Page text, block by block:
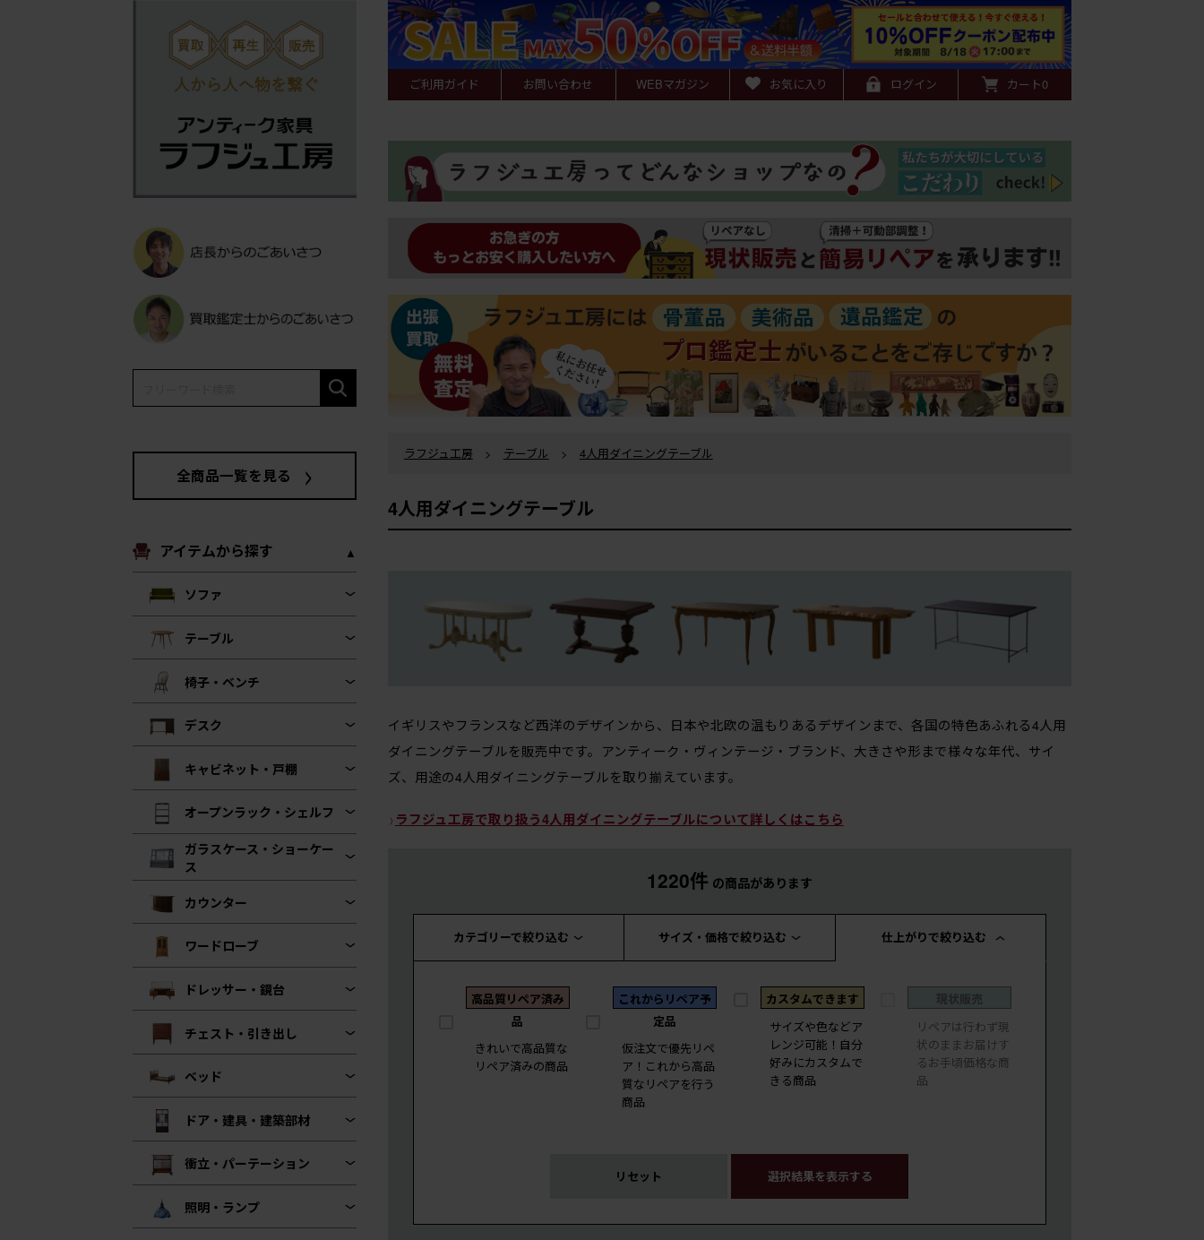
全商品一覧を見る
アイテムから探す
ソファ
テーブル
椅子・ベンチ
デスク
キャビネット・戸棚
オープンラック・シェルフ
ガラスケース・ショーケー
ス
カウンター
ワードローブ
ドレッサー・鏡台
チェスト・引き出し
ベッド
ドア・建具・建築部材
衝立・パーテーション
照明・ランプ
ご利用ガイド お問い合わせ WEBマガジン お気に入り ログイン カート0
ラフジュ工房 > テーブル > 4人用ダイニングテーブル
4人用ダイニングテーブル
イギリスやフランスなど西洋のデザインから、日本や北欧の温もりあるデザインまで、各国の特色あふれる4人用
ダイニングテーブルを販売中です。アンティーク・ヴィンテージ・ブランド、大きさや形まで様々な年代、サイ
ズ、用途の4人用ダイニングテーブルを取り揃えています。
ラフジュ工房で取り扱う4人用ダイニングテーブルについて詳しくはこちら
1220件 の商品があります
カテゴリーで絞り込む サイズ・価格で絞り込む 仕上がりで絞り込む
高品質リペア済み
品
きれいで高品質な
リペア済みの商品
これからリペア予
定品
仮注文で優先リペ
ア！これから高品
質なリペアを行う
商品
カスタムできます
サイズや色などア
レンジ可能！自分
好みにカスタムで
きる商品
現状販売
リペアは行わず現
状のままお届けす
るお手頃価格な商
品
リセット 選択結果を表示する